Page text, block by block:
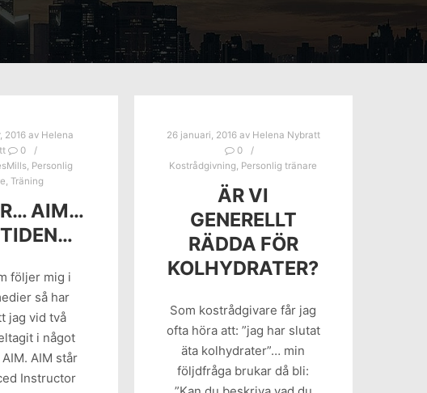
2016av Helena
0
, Personlig
, Träning
AIM…
följer mig i
så har
jag vid två
i något
AIM står
Instructor
26 januari, 2016av Helena Nybratt
0
Kostrådgivning, Personlig tränare
ÄR VI
GENERELLT
RÄDDA FÖR
KOLHYDRATER?
Som kostrådgivare får jag
ofta höra att: ”jag har slutat
äta kolhydrater”… min
följdfråga brukar då bli: